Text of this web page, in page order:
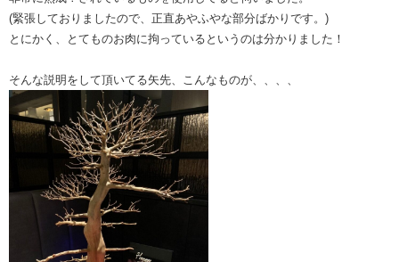
(緊張しておりましたので、正直あやふやな部分ばかりです。)
とにかく、とてものお肉に拘っているというのは分かりました！
そんな説明をして頂いてる矢先、こんなものが、、、、